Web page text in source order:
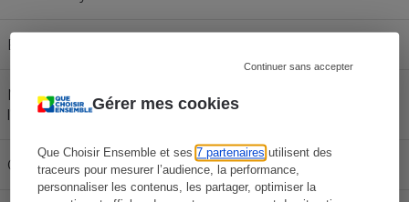
Gérer mes cookies
Que Choisir Ensemble et ses7 partenaires utilisent des
traceurs pour mesurer l’audience, la performance,
personnaliser les contenus, les partager, optimiser la
Continuer sans accepter
Efficacité d’essorage
Niveau sonore maximum (durant
l'essorage)
Classe de niveau sonore B